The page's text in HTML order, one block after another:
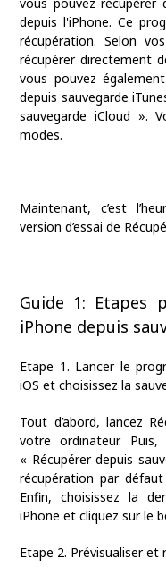
depuis l'iPhone. Ce
récupération. Selon
récupérer directement
vous pouvez
depuis sauvegarde
sauvegarde iCloud ».
modes.
Maintenant, c’est
version d’essai de
Guide 1: Etapes
iPhone depuis
Etape 1. Lancer le
iOS et choisissez la
Tout d’abord, lancez
votre ordinateur.
« Récupérer depuis
récupération par
Enfin, choisissez la
iPhone et cliquez sur le
Etape 2. Prévisualiser